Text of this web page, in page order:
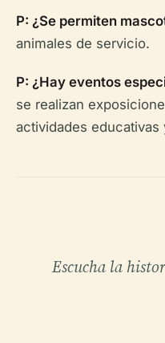
P: ¿Se permiten
animales de servicio.
P: ¿Hay eventos
se realizan
actividades educativas
Escucha la